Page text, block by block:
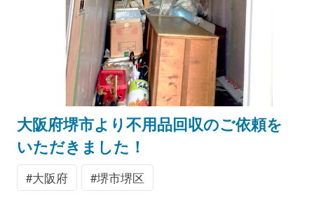
大阪府堺市より不用品回収のご依頼を
いただきました！
大阪府 堺市堺区